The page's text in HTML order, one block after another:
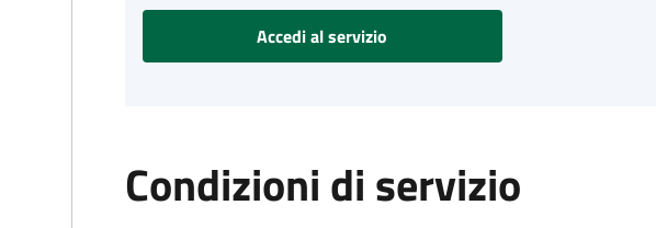
Accedi al servizio
Condizioni di servizio